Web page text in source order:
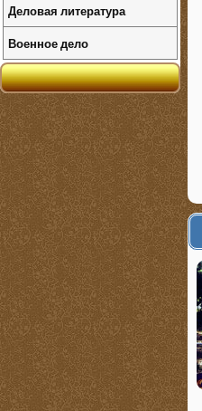
Деловая литература
Военное дело